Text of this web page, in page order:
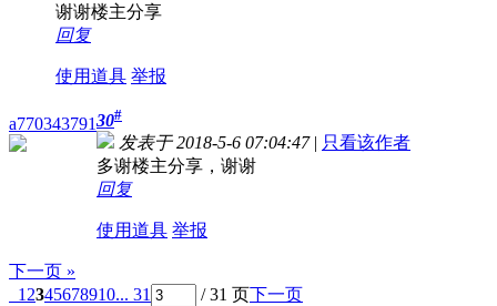
谢谢楼主分享
回复
使用道具 举报
a77034379130#
发表于 2018-5-6 07:04:47 | 只看该作者
多谢楼主分享，谢谢
回复
使用道具 举报
下一页 »
1 2345678910... 31 / 31 页下一页